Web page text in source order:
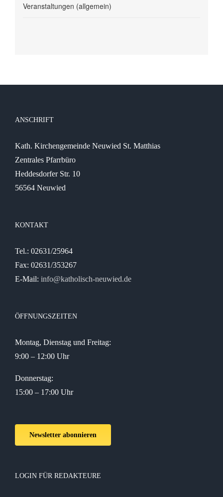
Veranstaltungen (allgemein)
ANSCHRIFT
Kath. Kirchengemeinde Neuwied St. Matthias
Zentrales Pfarrbüro
Heddesdorfer Str. 10
56564 Neuwied
KONTAKT
Tel.: 02631/25964
Fax: 02631/353267
E-Mail: info@katholisch-neuwied.de
ÖFFNUNGSZEITEN
Montag, Dienstag und Freitag:
9:00 – 12:00 Uhr
Donnerstag:
15:00 – 17:00 Uhr
Newsletter abonnieren
LOGIN FÜR REDAKTEURE